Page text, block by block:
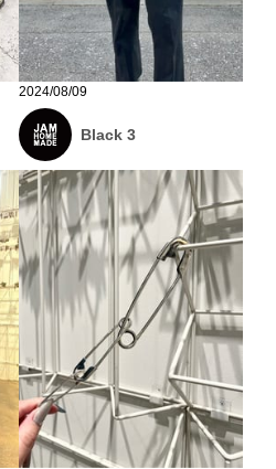
2024/08/09
Black 3